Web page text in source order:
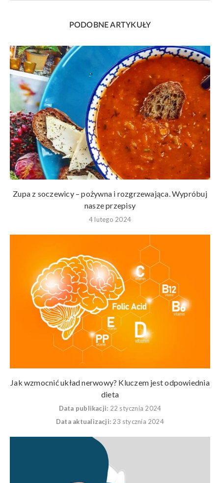
PODOBNE ARTYKUŁY
Zupa z soczewicy – pożywna i rozgrzewająca. Wypróbuj
nasze przepisy
4 lutego 2024
Jak wzmocnić układ nerwowy? Kluczem jest odpowiednia
dieta
Data publikacji: 22 stycznia 2024
Data aktualizacji: 23 stycznia 2024